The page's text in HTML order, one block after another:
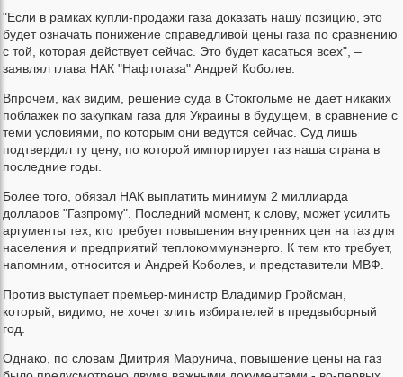
"Если в рамках купли-продажи газа доказать нашу позицию, это
будет означать понижение справедливой цены газа по сравнению
с той, которая действует сейчас. Это будет касаться всех", –
заявлял глава НАК "Нафтогаза" Андрей Коболев.
Впрочем, как видим, решение суда в Стокгольме не дает никаких
поблажек по закупкам газа для Украины в будущем, в сравнение с
теми условиями, по которым они ведутся сейчас. Суд лишь
подтвердил ту цену, по которой импортирует газ наша страна в
последние годы.
Более того, обязал НАК выплатить минимум 2 миллиарда
долларов "Газпрому". Последний момент, к слову, может усилить
аргументы тех, кто требует повышения внутренних цен на газ для
населения и предприятий теплокоммунэнерго. К тем кто требует,
напомним, относится и Андрей Коболев, и представители МВФ.
Против выступает премьер-министр Владимир Гройсман,
который, видимо, не хочет злить избирателей в предвыборный
год.
Однако, по словам Дмитрия Марунича, повышение цены на газ